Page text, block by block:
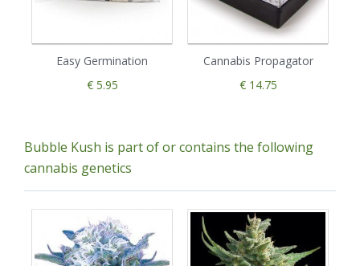
Easy Germination
€ 5.95
Cannabis Propagator
€ 14.75
Bubble Kush is part of or contains the following
cannabis genetics